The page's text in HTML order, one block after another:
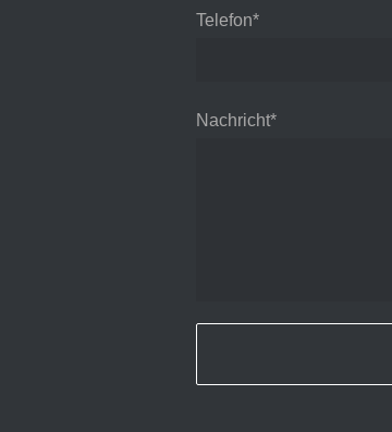
Telefon*
Nachricht*